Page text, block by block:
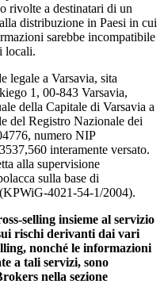
rivolte a destinatari di un
distribuzione in Paesi in cui
sarebbe incompatibile
locali.
a Varsavia, sita
1, 00-843 Varsavia,
della Capitale di Varsavia a
del Registro Nazionale dei
numero NIP
interamente versato.
alla supervisione
sulla base di
4021-54-1/2004).
selling insieme al servizio
rischi derivanti dai vari
nonché le informazioni
a tali servizi, sono
nella sezione